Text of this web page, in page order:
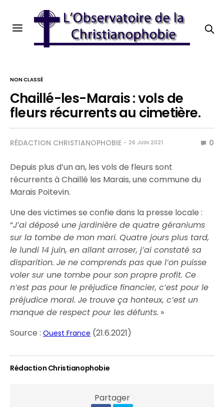
NON CLASSÉ
Chaillé-les-Marais : vols de
fleurs récurrents au cimetière.
RÉDACTION CHRISTIANOPHOBIE 26 JUIN 2021 0
Depuis plus d’un an, les vols de fleurs sont
récurrents à Chaillé les Marais, une commune du
Marais Poitevin.
Une des victimes se confie dans la presse locale :
“J’ai déposé une jardinière de quatre géraniums
sur la tombe de mon mari. Quatre jours plus tard,
le lundi 14 juin, en allant arroser, j’ai constaté sa
disparition. Je ne comprends pas que l’on puisse
voler sur une tombe pour son propre profit. Ce
n’est pas pour le préjudice financier, c’est pour le
préjudice moral. Je trouve ça honteux, c’est un
manque de respect pour les défunts. »
Source :Ouest France (21.6.2021)
Rédaction Christianophobie
Partager